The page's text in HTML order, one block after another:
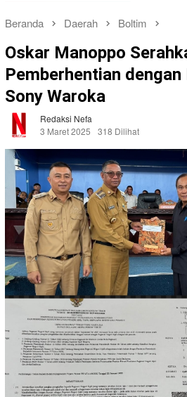
Beranda Daerah Boltim
Oskar Manoppo
Pemberhentian
Sony Waroka
Redaksi Nefa
3 Maret 2025
318 Dilihat